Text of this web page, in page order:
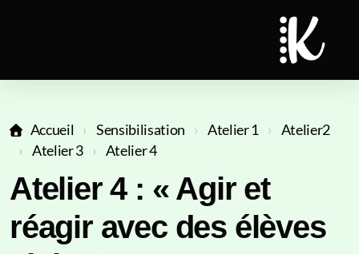
Accueil Sensibilisation Atelier 1
Atelier2
Atelier 3
Atelier 4
Atelier 4 : « Agir et
réagir avec des élèves